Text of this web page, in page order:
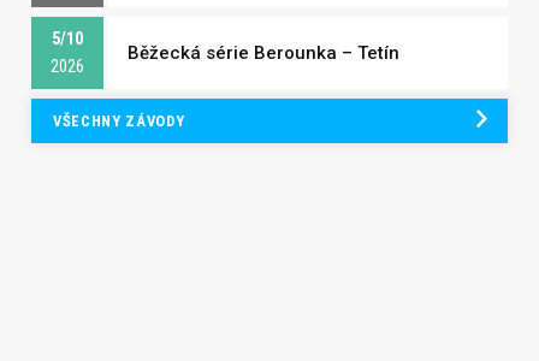
5/10
2026
Běžecká série Berounka – Tetín
VŠECHNY ZÁVODY